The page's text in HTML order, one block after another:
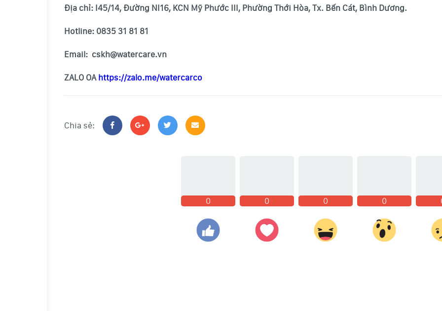
Địa chỉ: I45/14, Đường NI16, KCN Mỹ Phước III, Phường Thới Hòa, Tx. Bến Cát, Bình Dương.
Hotline: 0835 31 81 81
Email: cskh@watercare.vn
ZALO OA https://zalo.me/watercarco
Chia sẻ:
0 0 0 0